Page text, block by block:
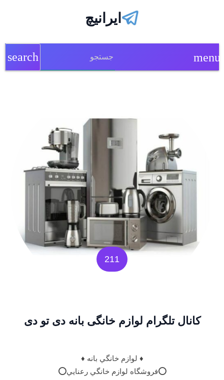
ایرانیچ
menu
search
211
کانال تلگرام لوازم خانگی بانه دی تو دی
♦️ لوازم خانگي بانه ♦️
⭕فروشگاه لوازم خانگي رعنايي⭕